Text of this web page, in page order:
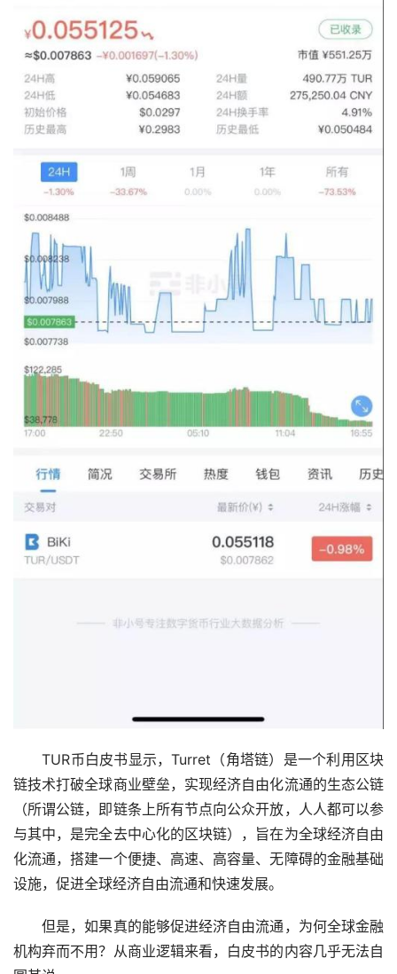
TUR币白皮书显示，Turret（角塔链）是一个利用区块
链技术打破全球商业壁垒，实现经济自由化流通的生态公链
（所谓公链，即链条上所有节点向公众开放，人人都可以参
与其中，是完全去中心化的区块链），旨在为全球经济自由
化流通，搭建一个便捷、高速、高容量、无障碍的金融基础
设施，促进全球经济自由流通和快速发展。
但是，如果真的能够促进经济自由流通，为何全球金融
机构弃而不用？从商业逻辑来看，白皮书的内容几乎无法自